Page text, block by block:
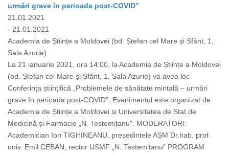
urmări grave în perioada post-COVID”
21.01.2021
- 21.01.2021
Academia de Științe a Moldovei (bd. Ștefan cel Mare și Sfânt, 1,
Sala Azurie)
La 21 ianuarie 2021, ora 14:00, la Academia de Științe a Moldovei
(bd. Ștefan cel Mare și Sfânt, 1, Sala Azurie) va avea loc
Conferința științifică „Problemele de sănătate mintală – urmări
grave în perioada post-COVID”. Evenimentul este organizat de
Academia de Științe a Moldovei și Universitatea de Stat de
Medicină și Farmacie „N. Testemițanu”. MODERATORI:
Academician Ion TIGHINEANU, președintele AȘM Dr.hab. prof.
univ. Emil CEBAN, rector USMF „N. Testemițanu” PROGRAM